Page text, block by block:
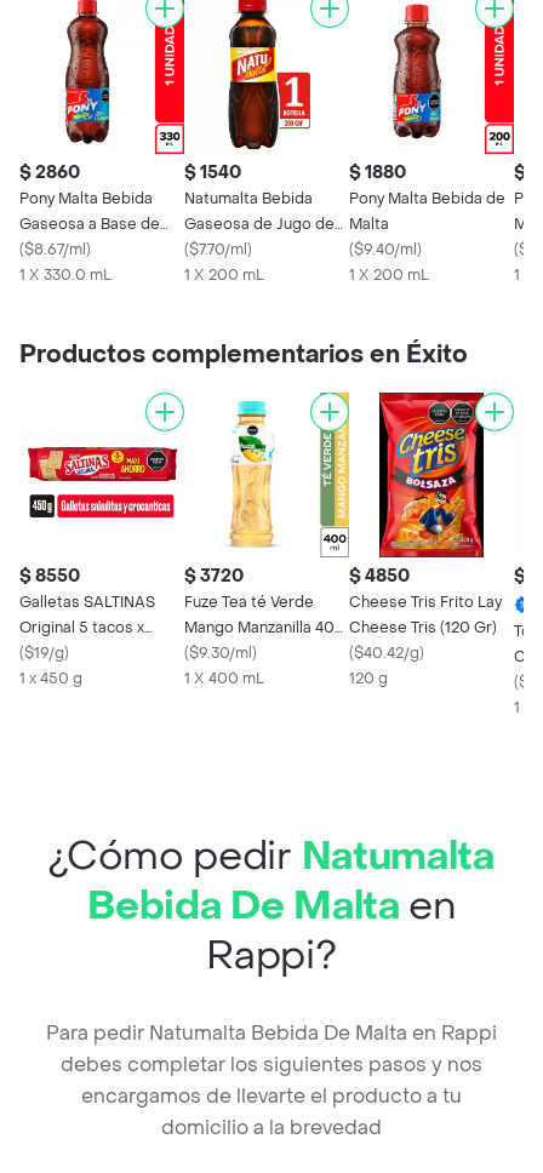
$ 2860
Pony Malta Bebida
Gaseosa a Base de
Malta
($8.67/ml)
1 X 330.0 mL
$ 1540
Natumalta Bebida
Gaseosa de Jugo de
Malta
($7.70/ml)
1 X 200 mL
$ 1880
Pony Malta Bebida de
Malta
($9.40/ml)
1 X 200 mL
$
(
1 X
Productos complementarios en Éxito
$ 8550
Galletas SALTINAS
Original 5 tacos x
450g
($19/g)
1 x 450 g
$ 3720
Fuze Tea té Verde
Mango Manzanilla 400
mL
($9.30/ml)
1 X 400 mL
$ 4850
Cheese Tris Frito Lay
Cheese Tris (120 Gr)
($40.42/g)
120 g
$
(
1 x
¿Cómo pedir Natumalta
Bebida De Malta en
Rappi?
Para pedir Natumalta Bebida De Malta en Rappi
debes completar los siguientes pasos y nos
encargamos de llevarte el producto a tu
domicilio a la brevedad